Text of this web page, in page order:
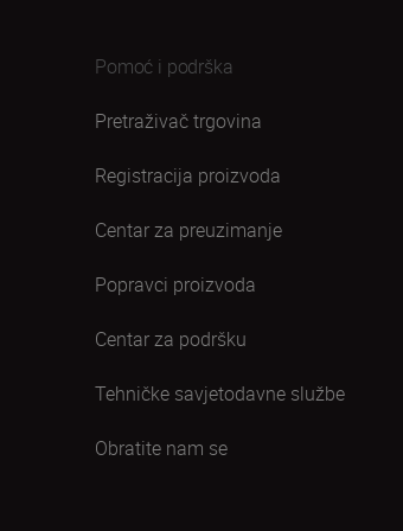
Pomoć i podrška
Pretraživač trgovina
Registracija proizvoda
Centar za preuzimanje
Popravci proizvoda
Centar za podršku
Tehničke savjetodavne službe
Obratite nam se